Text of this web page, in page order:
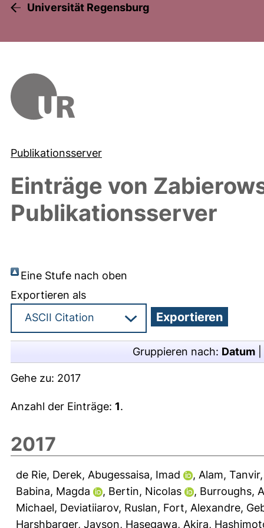
Universität Regensburg
Publikationsserver
Einträge von
Publikationsserver
Eine Stufe nach oben
Exportieren als
Gruppieren nach: Datum
Gehe zu: 2017
Anzahl der Einträge: 1.
2017
de Rie, Derek, Abugessaisa, Imad , Alam, Tanvir
Babina, Magda
, Bertin, Nicolas , Burroughs,
Michael, Deviatiiarov, Ruslan, Fort, Alexandre,
Harshbarger, Jayson, Hasegawa, Akira,